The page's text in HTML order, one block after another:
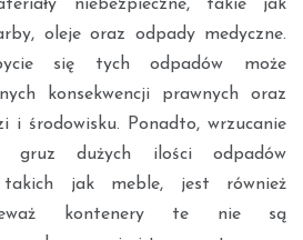
niebezpieczne, takie jak
oleje oraz odpady medyczne.
się tych odpadów może
konsekwencji prawnych oraz
i środowisku. Ponadto, wrzucanie
gruz dużych ilości odpadów
takich jak meble, jest również
kontenery te nie są